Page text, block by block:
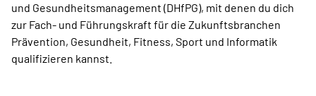
und Gesundheitsmanagement (DHfPG), mit denen du dich
zur Fach- und Führungskraft für die Zukunftsbranchen
Prävention, Gesundheit, Fitness, Sport und Informatik
qualifizieren kannst.